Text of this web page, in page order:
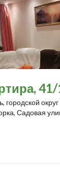
городской
Садовая